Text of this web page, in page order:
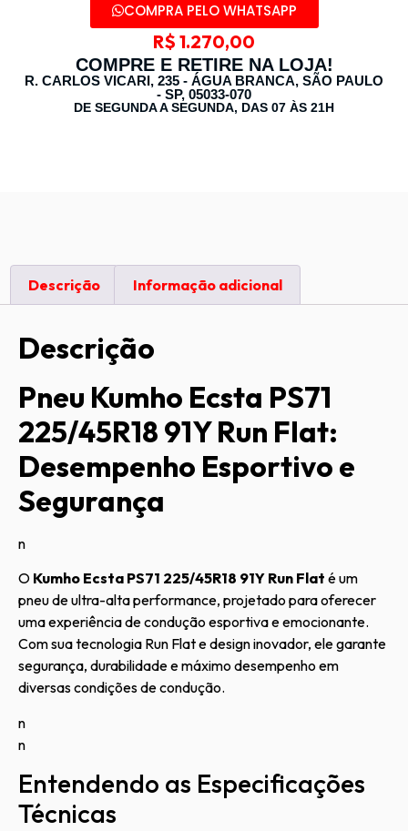
COMPRA PELO WHATSAPP
R$ 1.270,00
COMPRE E RETIRE NA LOJA!
R. CARLOS VICARI, 235 - ÁGUA BRANCA, SÃO PAULO
- SP, 05033-070
DE SEGUNDA A SEGUNDA, DAS 07 ÀS 21H
Descrição Informação adicional
Descrição
Pneu Kumho Ecsta PS71
225/45R18 91Y Run Flat:
Desempenho Esportivo e
Segurança
n
O Kumho Ecsta PS71 225/45R18 91Y Run Flat é um
pneu de ultra-alta performance, projetado para oferecer
uma experiência de condução esportiva e emocionante.
Com sua tecnologia Run Flat e design inovador, ele garante
segurança, durabilidade e máximo desempenho em
diversas condições de condução.
n
n
Entendendo as Especificações
Técnicas